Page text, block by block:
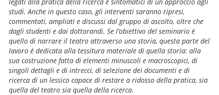
studi. Anche in questo caso, gli interventi saranno ripresi,
commentati, ampliati e discussi dal gruppo di ascolto, oltre che
dagli studenti e dai dottorandi. Se l’obiettivo del seminario è
quello di narrare il teatro attraverso una storia, questa parte del
lavoro è dedicata alla tessitura materiale di quella storia: alla
sua costruzione fatta di elementi minuscoli e macroscopici, di
singoli dettagli e di intrecci, di selezione dei documenti e di
ricerca di un lessico capace di restare a ridosso della pratica, sia
quella del teatro sia quella della ricerca.